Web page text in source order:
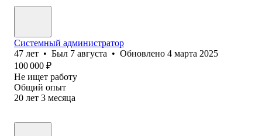
Системный администратор
47 лет • Был 7 августа • Обновлено 4 марта 2025
100 000 ₽
Не ищет работу
Общий опыт
20 лет 3 месяца